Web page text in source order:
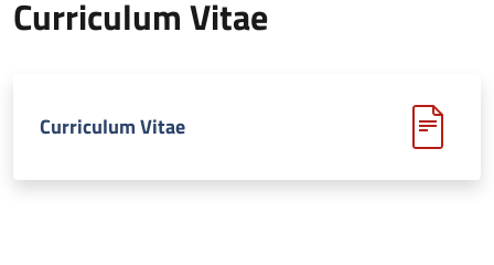
Curriculum Vitae
Curriculum Vitae